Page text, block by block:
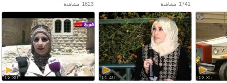
1741 مشاهدة 1823 مشاهدة
02:35
05:40
02:30